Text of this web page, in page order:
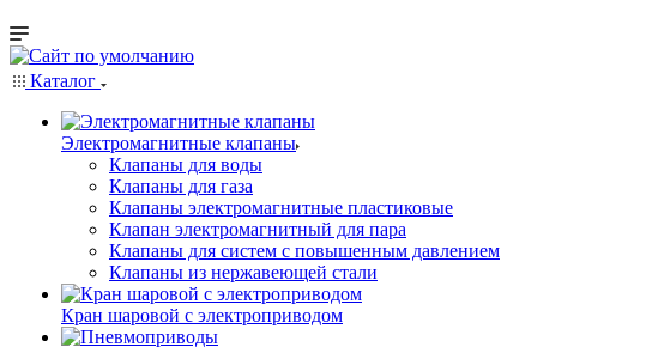
Каталог
Электромагнитные клапаны
Клапаны для воды
Клапаны для газа
Клапаны электромагнитные пластиковые
Клапан электромагнитный для пара
Клапаны для систем с повышенным давлением
Клапаны из нержавеющей стали
Кран шаровой с электроприводом